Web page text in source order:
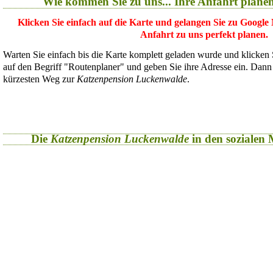
Klicken Sie einfach auf die Karte und gelangen Sie zu
Anfahrt zu uns perfekt planen.
Warten Sie einfach bis die Karte komplett geladen wurde und
auf den Begriff "Routenplaner" und geben Sie ihre Adresse ein.
kürzesten Weg zur Katzenpension Luckenwalde.
Die Katzenpension Luckenwaldein den sozialen